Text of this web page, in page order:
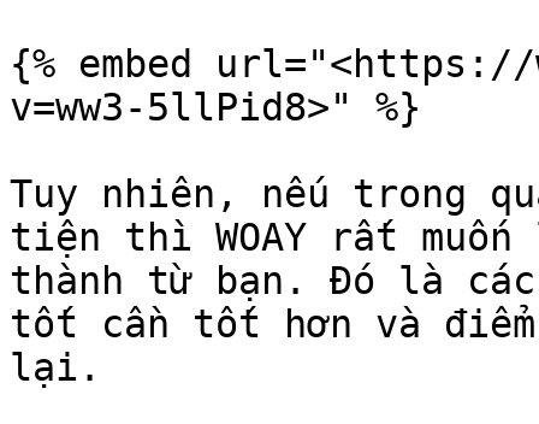
{% embed url="<https://
v=ww3-5llPid8>" %}
Tuy nhiên, nếu trong
tiện thì WOAY rất muốn
thành từ bạn. Đó là
tốt cần tốt hơn và
lại.